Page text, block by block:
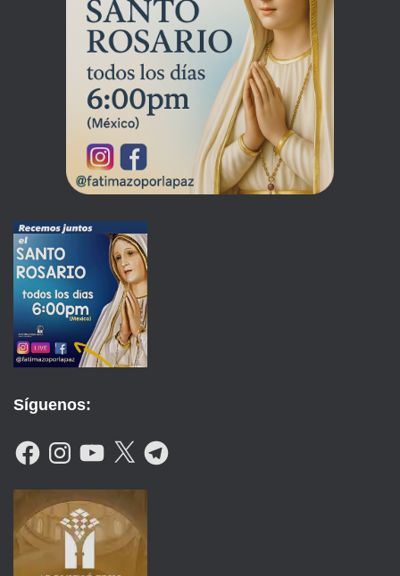
Síguenos:
F
A
B
K
N
A
G
R
M
Y
O
U
B
E
X
T
E
G